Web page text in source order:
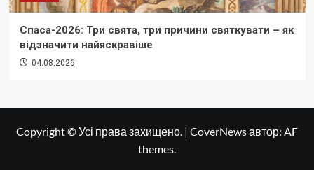
Спаса-2026: Три свята, три причини святкувати – як
відзначити найяскравіше
04.08.2026
Copyright © Усі права захищено. | CoverNewsавтор: AF
themes.